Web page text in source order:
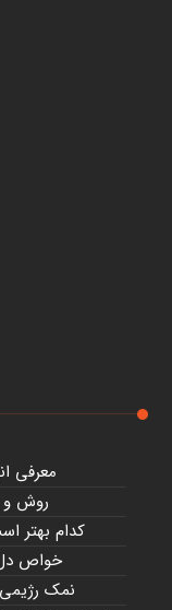
معرفی
روش و
کدام بهتر
خواص
نمک